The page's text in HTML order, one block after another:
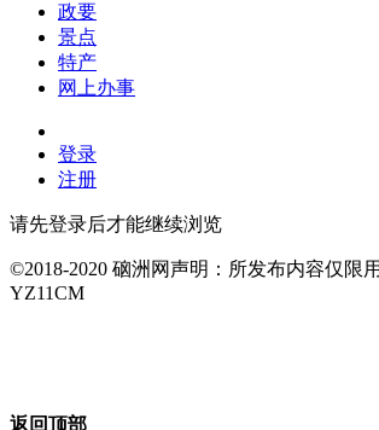
政要
景点
特产
网上办事
登录
注册
请先登录后才能继续浏览
©2018-2020 硇洲网声明：所发布内容仅
YZ11CM
返回顶部